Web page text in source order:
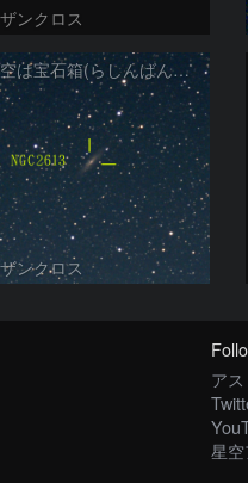
ンクロス
夜空は宝石箱(らしんばん座 NGC2613) Seestar50
ンクロス
ア
星